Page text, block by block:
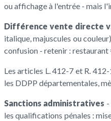
ou affichage à l'entrée - mais
Différence vente directe
italique, majuscules ou
confusion - retenir : restaurant
Les articles L. 412-7 et R.
les DDPP départementales,
Sanctions administratives
les qualifications pénales :